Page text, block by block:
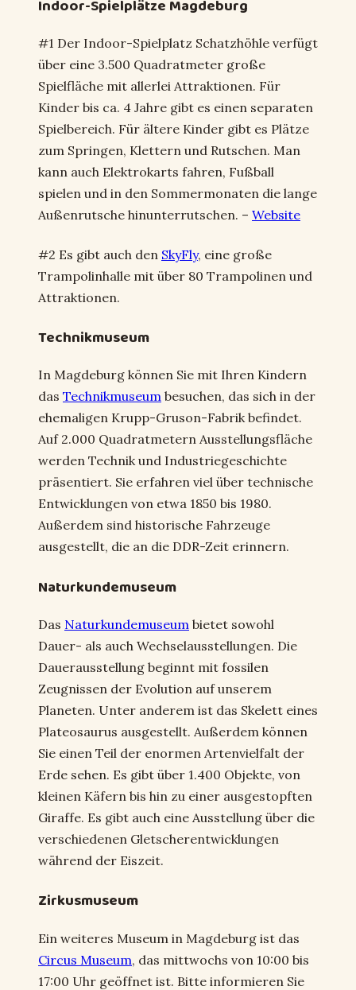
Indoor-Spielplätze Magdeburg
#1 Der Indoor-Spielplatz Schatzhöhle verfügt
über eine 3.500 Quadratmeter große
Spielfläche mit allerlei Attraktionen. Für
Kinder bis ca. 4 Jahre gibt es einen separaten
Spielbereich. Für ältere Kinder gibt es Plätze
zum Springen, Klettern und Rutschen. Man
kann auch Elektrokarts fahren, Fußball
spielen und in den Sommermonaten die lange
Außenrutsche hinunterrutschen. – Website
#2 Es gibt auch den SkyFly, eine große
Trampolinhalle mit über 80 Trampolinen und
Attraktionen.
Technikmuseum
In Magdeburg können Sie mit Ihren Kindern
das Technikmuseum besuchen, das sich in der
ehemaligen Krupp-Gruson-Fabrik befindet.
Auf 2.000 Quadratmetern Ausstellungsfläche
werden Technik und Industriegeschichte
präsentiert. Sie erfahren viel über technische
Entwicklungen von etwa 1850 bis 1980.
Außerdem sind historische Fahrzeuge
ausgestellt, die an die DDR-Zeit erinnern.
Naturkundemuseum
Das Naturkundemuseum bietet sowohl
Dauer- als auch Wechselausstellungen. Die
Dauerausstellung beginnt mit fossilen
Zeugnissen der Evolution auf unserem
Planeten. Unter anderem ist das Skelett eines
Plateosaurus ausgestellt. Außerdem können
Sie einen Teil der enormen Artenvielfalt der
Erde sehen. Es gibt über 1.400 Objekte, von
kleinen Käfern bis hin zu einer ausgestopften
Giraffe. Es gibt auch eine Ausstellung über die
verschiedenen Gletscherentwicklungen
während der Eiszeit.
Zirkusmuseum
Ein weiteres Museum in Magdeburg ist das
Circus Museum, das mittwochs von 10:00 bis
17:00 Uhr geöffnet ist. Bitte informieren Sie